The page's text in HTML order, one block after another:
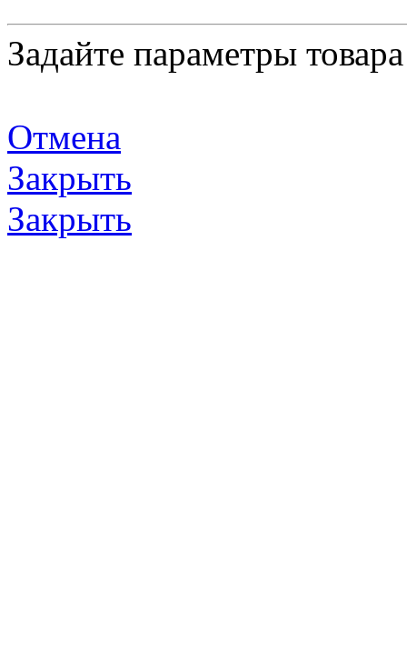
Задайте параметры товара
Отмена
Закрыть
Закрыть